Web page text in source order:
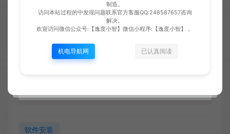
2.本站分享链接失效或商品有误的，可联系客服反馈，确认属实赠送10云币
4.本站推广链接来自于京东、当当、拼多多等官网。购买及售后由第三方平
5.关注微信公众号【逸度小智】获取本站最新活动，客服唯一QQ：
2485876517。
软件安装
制造。
访问本站过程的中发现问题联系官方客服QQ:248587657咨询
解决。
欢迎访问微信公众号:【逸度小智】微信小程序:【逸度小智】 。
机电导航网 已认真阅读